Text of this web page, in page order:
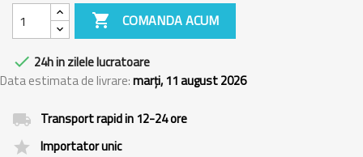
 COMANDA ACUM
 24h in zilele lucratoare
Data estimata de livrare:marți, 11 august 2026
local_shipping Transport rapid in 12-24 ore
grade Importator unic